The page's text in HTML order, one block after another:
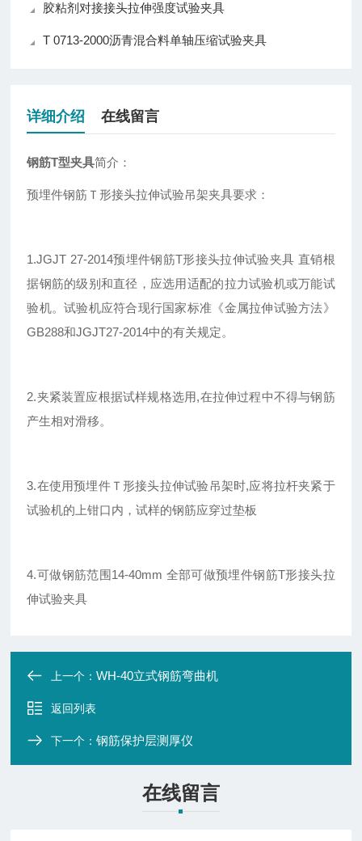
胶粘剂对接接头拉伸强度试验夹具
T 0713-2000沥青混合料单轴压缩试验夹具
详细介绍 在线留言
钢筋T型夹具简介：
预埋件钢筋Ｔ形接头拉伸试验吊架夹具要求：
1.JGJT 27-2014预埋件钢筋T形接头拉伸试验夹具 直销根
据钢筋的级别和直径，应选用适配的拉力试验机或万能试
验机。试验机应符合现行国家标准《金属拉伸试验方法》
GB288和JGJT27-2014中的有关规定。
2.夹紧装置应根据试样规格选用,在拉伸过程中不得与钢筋
产生相对滑移。
3.在使用预埋件Ｔ形接头拉伸试验吊架时,应将拉杆夹紧于
试验机的上钳口内，试样的钢筋应穿过垫板
4.可做钢筋范围14-40mm 全部可做预埋件钢筋T形接头拉
伸试验夹具
上一个：WH-40立式钢筋弯曲机
返回列表
下一个：钢筋保护层测厚仪
在线留言